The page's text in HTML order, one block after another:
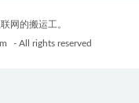
网的搬运工。
- All rights reserved